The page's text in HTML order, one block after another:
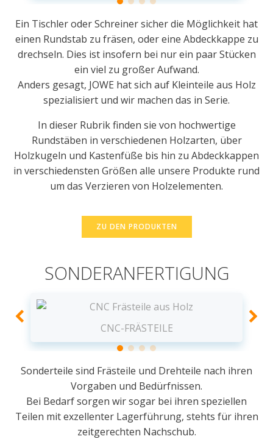
Ein Tischler oder Schreiner sicher die Möglichkeit hat
einen Rundstab zu fräsen, oder eine Abdeckkappe zu
drechseln. Dies ist insofern bei nur ein paar Stücken
ein viel zu großer Aufwand.
Anders gesagt, JOWE hat sich auf Kleinteile aus Holz
spezialisiert und wir machen das in Serie.
In dieser Rubrik finden sie von hochwertige
Rundstäben in verschiedenen Holzarten, über
Holzkugeln und Kastenfüße bis hin zu Abdeckkappen
in verschiedensten Größen alle unsere Produkte rund
um das Verzieren von Holzelementen.
ZU DEN PRODUKTEN
SONDERANFERTIGUNG
CNC-FRÄSTEILE
Sonderteile sind Frästeile und Drehteile nach ihren
Vorgaben und Bedürfnissen.
Bei Bedarf sorgen wir sogar bei ihren speziellen
Teilen mit exzellenter Lagerführung, stehts für ihren
zeitgerechten Nachschub.